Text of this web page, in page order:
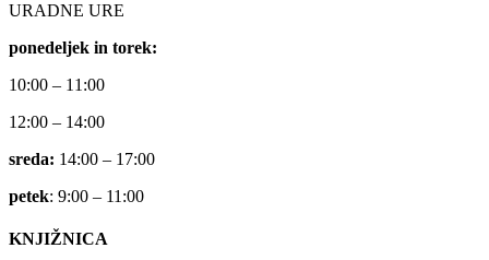
URADNE URE
ponedeljek in torek:
10:00 – 11:00
12:00 – 14:00
sreda: 14:00 – 17:00
petek: 9:00 – 11:00
KNJIŽNICA